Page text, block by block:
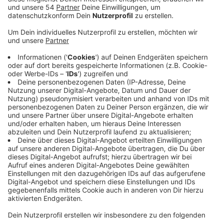
Mittlerweile handelt es sich bei gut jeder zweiten
Infektion um eine der drei bekannteren Virus-Varianten.
Das hat das Mönchengladbacher Labor Stein bei einer
Analyse aller positiven Proben der Region innerhalb der
letzten Woche festgestellt. Von gut 14.300 PCR-
Tests aus der Region in der vergangenen Woche waren
832 Corona-positiv. Und bei immer mehr davon handelt
es sich um eine der bekannten Mutationen. Laut Labor
Stein waren aus allen Proben der letzten Woche fast
55 Prozent auf die britische Variante des Virus
zurückzuführen. Sie scheint demnach aktuell die
ursprüngliche Form des Coronavirus zu verdrängen. Bei
der Analyse vor zwei Wochen waren laut Labor Stein
nur rund 18 Prozent der positiven Proben auf die
britische Mutante zurückzuführen. Vergleichsweise